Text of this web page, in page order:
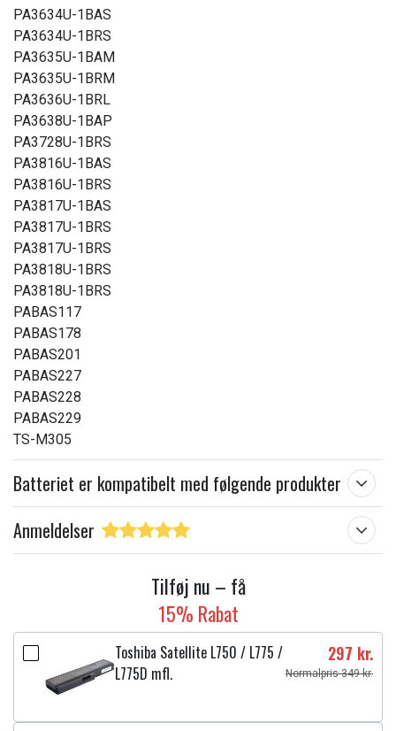
PA3634U-1BAS
PA3634U-1BRS
PA3635U-1BAM
PA3635U-1BRM
PA3636U-1BRL
PA3638U-1BAP
PA3728U-1BRS
PA3816U-1BAS
PA3816U-1BRS
PA3817U-1BAS
PA3817U-1BRS
PA3817U-1BRS
PA3818U-1BRS
PA3818U-1BRS
PABAS117
PABAS178
PABAS201
PABAS227
PABAS228
PABAS229
TS-M305
Batteriet er kompatibelt med følgende produkter
Anmeldelser
Tilføj nu – få
15% Rabat
Toshiba Satellite L750 / L775 /
L775D mfl.
297 kr.
Normalpris 349 kr.